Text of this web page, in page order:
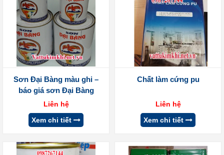
Sơn Đại Bàng màu ghi –
báo giá sơn Đại Bàng
Liên hệ
Xem chi tiết
Chất làm cứng pu
Liên hệ
Xem chi tiết